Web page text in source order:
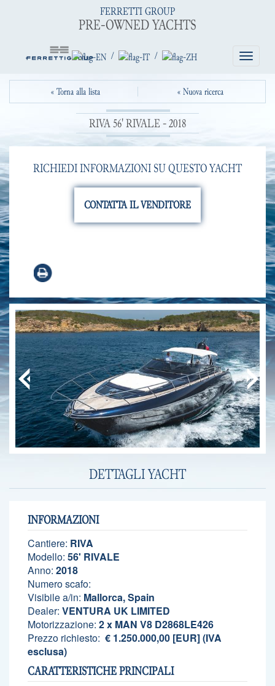
Toggle
FERRETTI GROUP
PRE-OWNED YACHTS
/ /
« Torna alla lista « Nuova ricerca
RIVA 56' RIVALE - 2018
RICHIEDI INFORMAZIONI SU QUESTO YACHT
DETTAGLI YACHT
INFORMAZIONI
Cantiere: RIVA
Modello: 56' RIVALE
Anno: 2018
Numero scafo:
Visibile a/in: Mallorca, Spain
Dealer: VENTURA UK LIMITED
Motorizzazione: 2 x MAN V8 D2868LE426
Prezzo richiesto: € 1.250.000,00 [EUR] (IVA
esclusa)
CARATTERISTICHE PRINCIPALI